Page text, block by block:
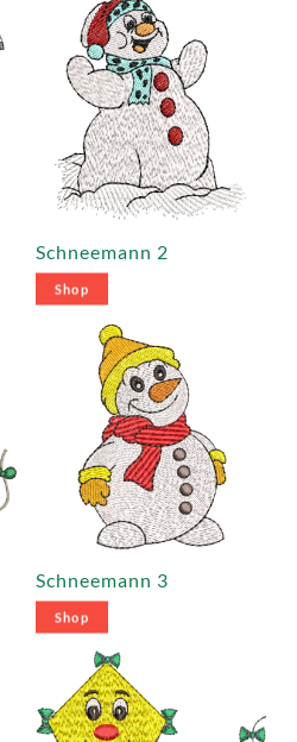
Schneemann 2
Shop
Schneemann 3
Shop